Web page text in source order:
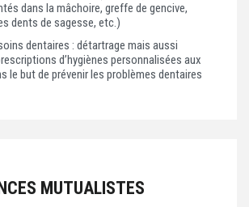
dans la mâchoire, greffe de gencive,
dents de sagesse, etc.)
dentaires : détartrage mais aussi
d’hygiènes personnalisées aux
le but de prévenir les problèmes dentaires
MUTUALISTES